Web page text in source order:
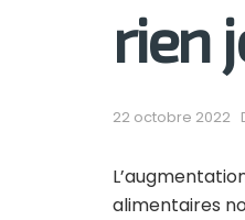
rien
22 octobre 2022
alimentaires